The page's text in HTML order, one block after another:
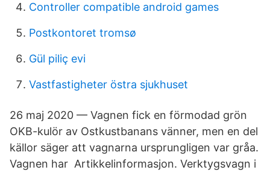
Controller compatible android games
Postkontoret tromsø
Gül piliç evi
Vastfastigheter östra sjukhuset
26 maj 2020 — Vagnen fick en förmodad grön
OKB-kulör av Ostkustbanans vänner, men en del
källor säger att vagnarna ursprungligen var gråa.
Vagnen har Artikkelinformasjon. Verktygsvagn i